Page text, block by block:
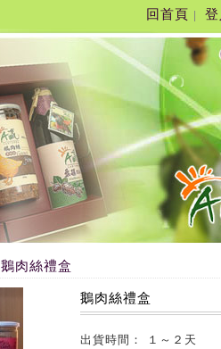
回首頁
鵝肉絲禮盒
鵝肉絲禮盒
出貨時間： １～２天